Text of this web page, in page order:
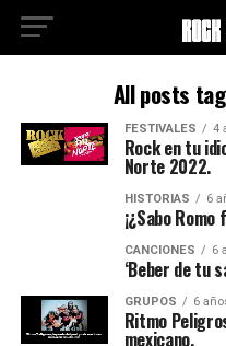
All posts
FESTIVALES 4
Rock en tu
Norte 2022.
HISTORIAS 6
¡¿Sabo
CANCIONES 6
‘Beber de tu
GRUPOS 6
Ritmo
mexicano.